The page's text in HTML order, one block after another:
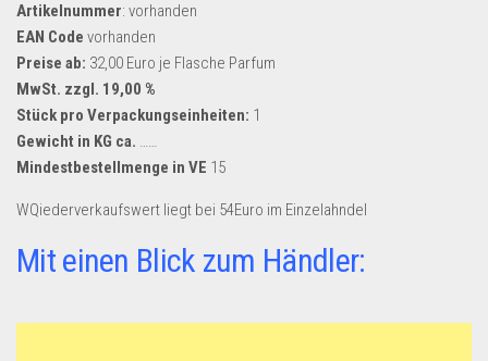
Artikelnummer: vorhanden
EAN Code vorhanden
Preise ab: 32,00 Euro je Flasche Parfum
MwSt. zzgl. 19,00 %
Stück pro Verpackungseinheiten: 1
Gewicht in KG ca. ……
Mindestbestellmenge in VE 15
WQiederverkaufswert liegt bei 54Euro im Einzelahndel
Mit einen Blick zum Händler: